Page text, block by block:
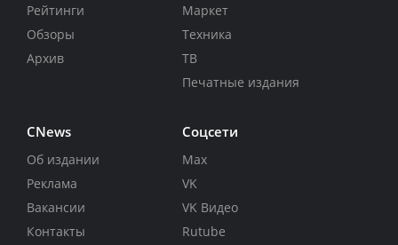
Рейтинги
Обзоры
Архив
Маркет
Техника
ТВ
Печатные издания
CNews
Об издании
Реклама
Вакансии
Контакты
Соцсети
Max
VK
VK Видео
Rutube